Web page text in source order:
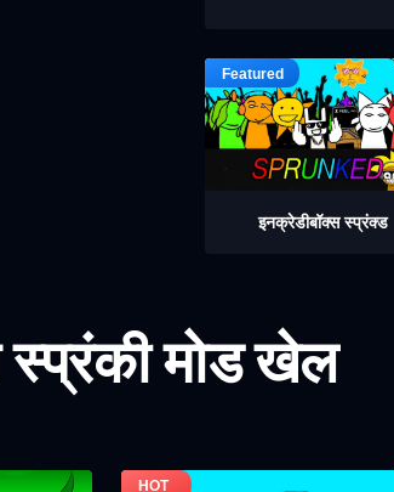
इनक्रेडीबॉक्स स्प्रंक्ड
मोड खेल